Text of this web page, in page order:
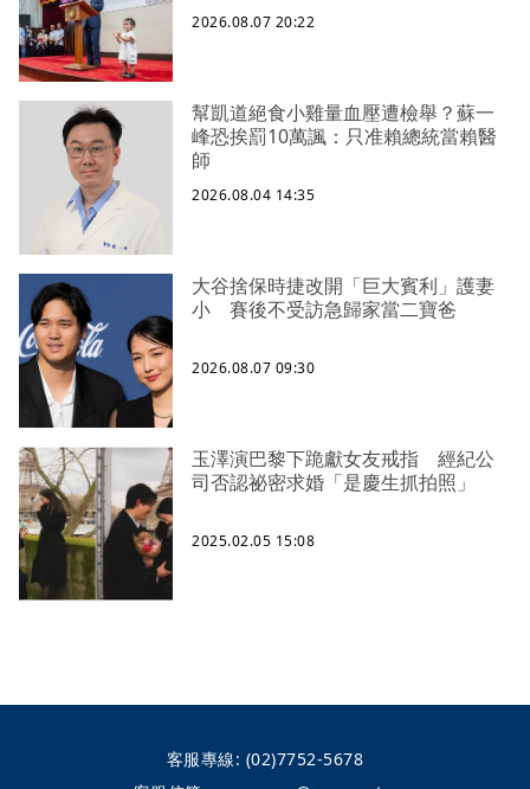
2026.08.07 20:22
幫凱道絕食小雞量血壓遭檢舉？蘇一
峰恐挨罰10萬諷：只准賴總統當賴醫
師
2026.08.04 14:35
大谷捨保時捷改開「巨大賓利」護妻
小 賽後不受訪急歸家當二寶爸
2026.08.07 09:30
玉澤演巴黎下跪獻女友戒指 經紀公
司否認祕密求婚「是慶生抓拍照」
2025.02.05 15:08
客服專線: (02)7752-5678